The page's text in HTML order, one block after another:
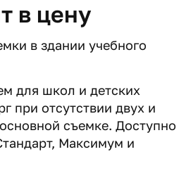
в цену
в здании учебного
для школ и детских
при отсутствии двух и
съемке. Доступно
Максимум и